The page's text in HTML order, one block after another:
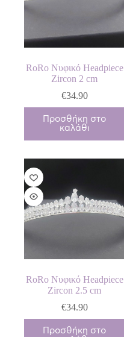
RoRo Νυφικό Headpiece
Zircon 2 cm
€34.90
Προσθήκη στο
καλάθι
RoRo Νυφικό Headpiece
Zircon 2.5 cm
€34.90
Προσθήκη στο